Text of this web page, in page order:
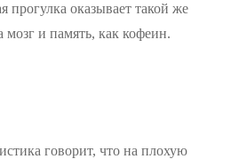
прогулка оказывает такой же
и память, как кофеин.
говорит, что на плохую